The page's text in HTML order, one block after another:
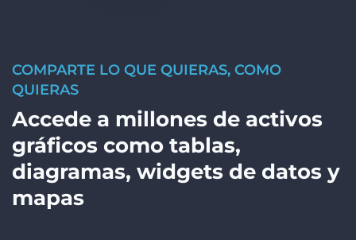
COMPARTE LO QUE QUIERAS, COMO
QUIERAS
Accede a millones de activos
gráficos como tablas,
diagramas, widgets de datos y
mapas